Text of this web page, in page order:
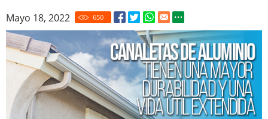
Mayo 18, 2022 650